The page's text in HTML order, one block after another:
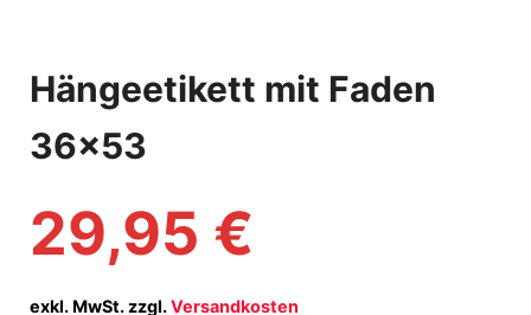
Hängeetikett mit Faden
36×53
29,95 €
exkl. MwSt. zzgl.Versandkosten